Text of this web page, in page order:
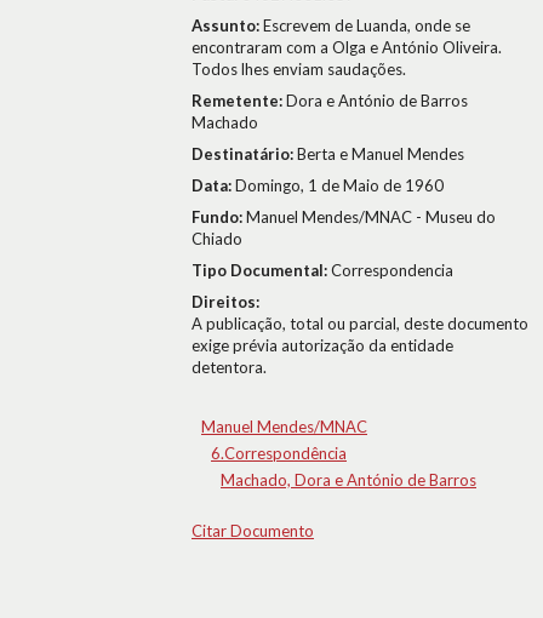
Assunto:Escrevem de Luanda, onde se
encontraram com a Olga e António Oliveira.
Todos lhes enviam saudações.
Remetente:Dora e António de Barros
Machado
Destinatário:Berta e Manuel Mendes
Data:Domingo, 1 de Maio de 1960
Fundo:Manuel Mendes/MNAC - Museu do
Chiado
Tipo Documental:Correspondencia
Direitos:
A publicação, total ou parcial, deste documento
exige prévia autorização da entidade
detentora.
Manuel Mendes/MNAC
6.Correspondência
Machado, Dora e António de Barros
Citar Documento